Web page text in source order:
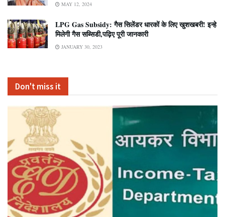
MAY 12, 2024
LPG Gas Subsidy: गैस सिलेंडर धारकों के लिए खुशखबरी! इन्हे
मिलेगी गैस सब्सिडी,पढ़िए पूरी जानकारी
JANUARY 30, 2023
Don't miss it